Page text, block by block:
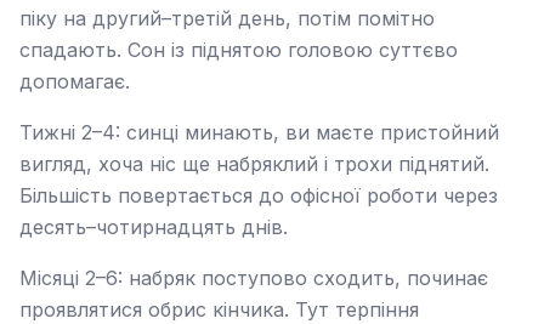
піку на другий–третій день, потім помітно
спадають. Сон із піднятою головою суттєво
допомагає.
Тижні 2–4: синці минають, ви маєте пристойний
вигляд, хоча ніс ще набряклий і трохи піднятий.
Більшість повертається до офісної роботи через
десять–чотирнадцять днів.
Місяці 2–6: набряк поступово сходить, починає
проявлятися обрис кінчика. Тут терпіння